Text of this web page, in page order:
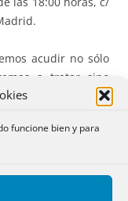
funcione bien y para
acudir no sólo
a tratar sino
y avise que